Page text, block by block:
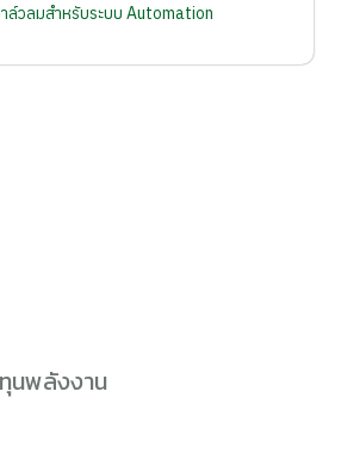
ล์วลมสำหรับระบบ Automation
นพลังงาน